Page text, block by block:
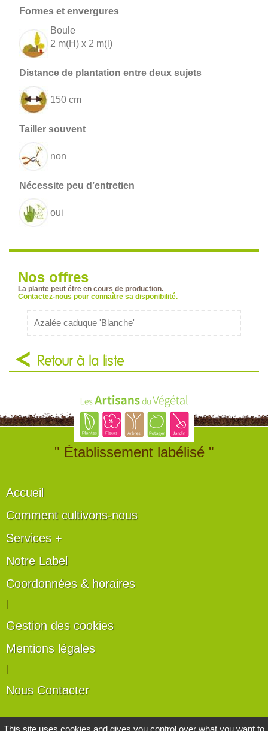
Boule
2 m(H) x 2 m(l)
150 cm
non
oui
Nos offres
La plante peut être en cours de production.
Contactez-nous pour connaître sa disponibilité.
Azalée caduque 'Blanche'
Retour à la liste
" Établissement labélisé "
Accueil
Comment cultivons-nous
Services +
Notre Label
Coordonnées & horaires
Gestion des cookies
Mentions légales
Nous Contacter
Les artisans du végétal
This site uses cookies and gives you control over what you want to